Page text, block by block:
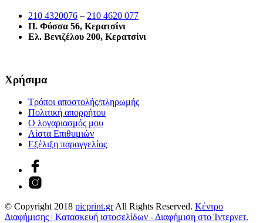
210 4320076 – 210 4620 077
Π. Φύσσα 56, Κερατσίνι
Ελ. Βενιζέλου 200, Κερατσίνι
Χρήσιμα
Τρόποι αποστολής/πληρωμής
Πολιτική απορρήτου
Ο λογαριασμός μου
Λίστα Επιθυμιών
Εξέλιξη παραγγελίας
© Copyright 2018 picprint.grAll Rights Reserved. Κέντρο
Διαφήμισης | Κατασκευή ιστοσελίδων - Διαφήμιση στο Ίντερνετ.